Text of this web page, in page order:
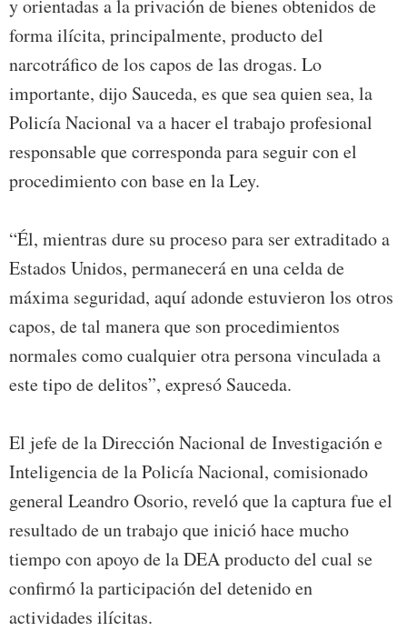
y orientadas a la privación de bienes obtenidos de
forma ilícita, principalmente, producto del
narcotráfico de los capos de las drogas. Lo
importante, dijo Sauceda, es que sea quien sea, la
Policía Nacional va a hacer el trabajo profesional
responsable que corresponda para seguir con el
procedimiento con base en la Ley.
“Él, mientras dure su proceso para ser extraditado a
Estados Unidos, permanecerá en una celda de
máxima seguridad, aquí adonde estuvieron los otros
capos, de tal manera que son procedimientos
normales como cualquier otra persona vinculada a
este tipo de delitos”, expresó Sauceda.
El jefe de la Dirección Nacional de Investigación e
Inteligencia de la Policía Nacional, comisionado
general Leandro Osorio, reveló que la captura fue el
resultado de un trabajo que inició hace mucho
tiempo con apoyo de la DEA producto del cual se
confirmó la participación del detenido en
actividades ilícitas.